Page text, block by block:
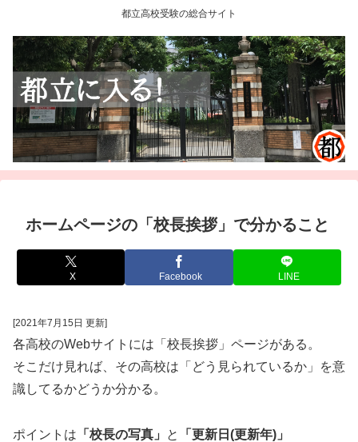
都立高校受験の総合サイト
ホームページの「校長挨拶」で分かること
X Facebook LINE
[2021年7月15日 更新]
各高校のWebサイトには「校長挨拶」ページがある。
そこだけ見れば、その高校は「どう見られているか」を意
識してるかどうか分かる。
ポイントは 「校長の写真」 と 「更新日(更新年)」